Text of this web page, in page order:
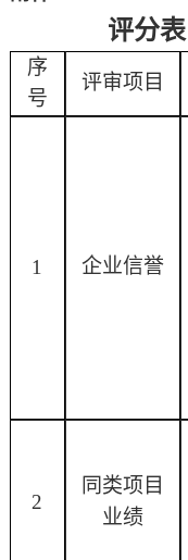
评分表
序
号
评审项目
1 企业信誉
2
同类项目
业绩